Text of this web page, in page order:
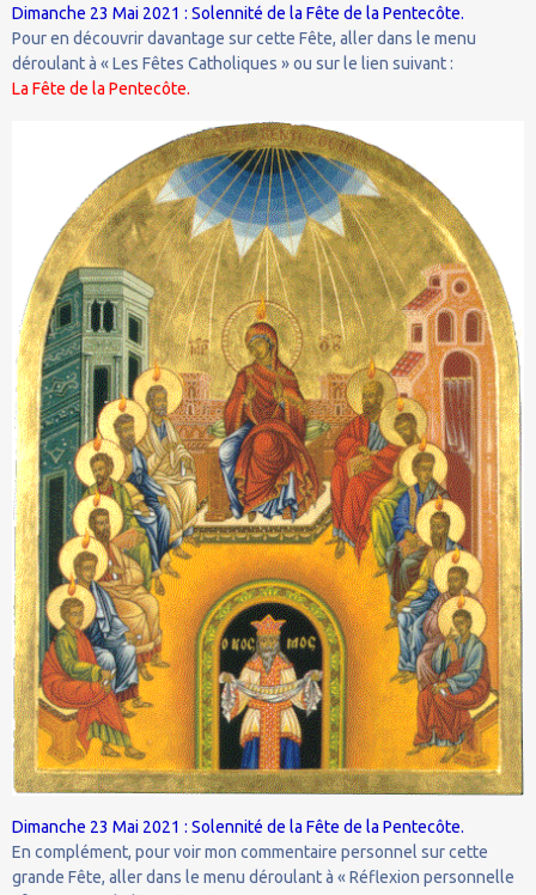
Dimanche 23 Mai 2021 : Solennité de la Fête de la Pentecôte.
Pour en découvrir davantage sur cette Fête, aller dans le menu
déroulant à « Les Fêtes Catholiques » ou sur le lien suivant :
La Fête de la Pentecôte.
Dimanche 23 Mai 2021 : Solennité de la Fête de la Pentecôte.
En complément, pour voir mon commentaire personnel sur cette
grande Fête, aller dans le menu déroulant à « Réflexion personnelle